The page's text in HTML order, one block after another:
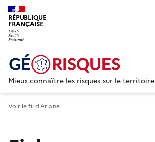
RÉPUBLIQUE
FRANÇAISE
Mieux connaître les risques sur le territoire
Voir le fil d’Ariane